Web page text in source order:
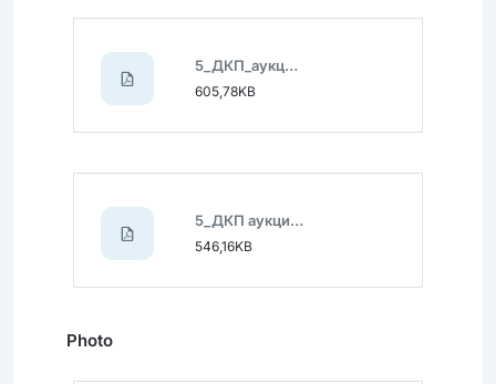
5_ДКП_аукцион транспорт_26.10.24..pdf
605,78KB
5_ДКП аукцион Шарт_кз26.10.24.pdf
546,16KB
Photo